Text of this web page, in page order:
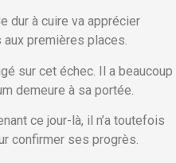
dur à cuire va apprécier
premières places.
sur cet échec. Il a beaucoup
demeure à sa portée.
ce jour-là, il n’a toutefois
confirmer ses progrès.